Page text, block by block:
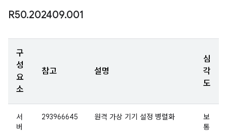
R50.202409.001
구
성
요
소
참고 설명
심
각
도
서
버
293966645 원격 가상 기기 설정 병렬화
보
통